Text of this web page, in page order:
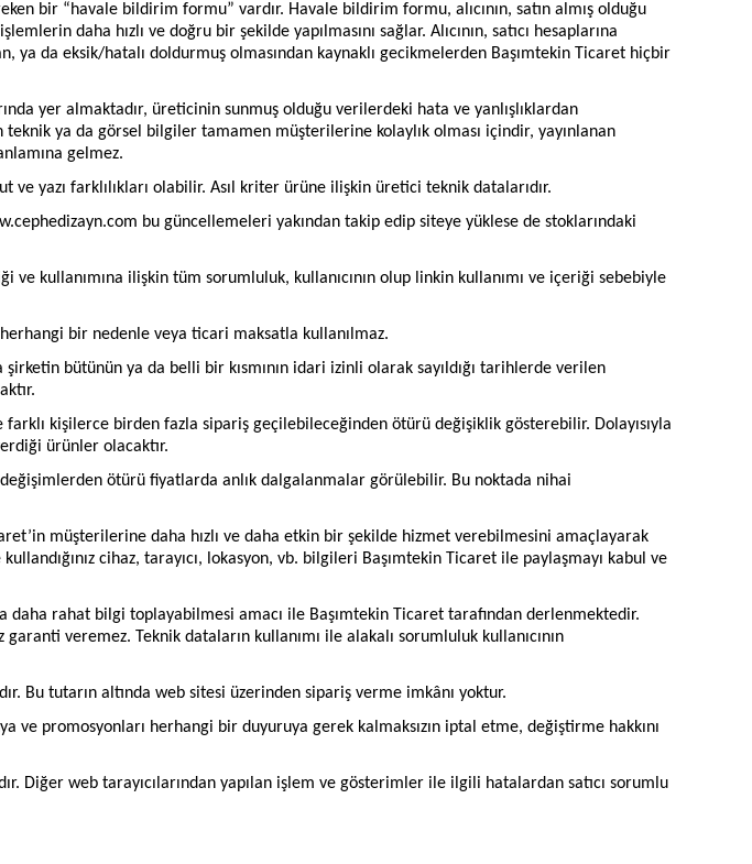
bir “havale bildirim formu” vardır. Havale bildirim formu, alıcının, satın almış olduğu
daha hızlı ve doğru bir şekilde yapılmasını sağlar. Alıcının, satıcı hesaplarına
ya da eksik/hatalı doldurmuş olmasından kaynaklı gecikmelerden Başımtekin Ticaret hiçbir
yer almaktadır, üreticinin sunmuş olduğu verilerdeki hata ve yanlışlıklardan
ya da görsel bilgiler tamamen müşterilerine kolaylık olması içindir, yayınlanan
gelmez.
yazı farklılıkları olabilir. Asıl kriter ürüne ilişkin üretici teknik datalarıdır.
bu güncellemeleri yakından takip edip siteye yüklese de stoklarındaki
kullanımına ilişkin tüm sorumluluk, kullanıcının olup linkin kullanımı ve içeriği sebebiyle
bir nedenle veya ticari maksatla kullanılmaz.
bütünün ya da belli bir kısmının idari izinli olarak sayıldığı tarihlerde verilen
kişilerce birden fazla sipariş geçilebileceğinden ötürü değişiklik gösterebilir. Dolayısıyla
ürünler olacaktır.
ötürü fiyatlarda anlık dalgalanmalar görülebilir. Bu noktada nihai
müşterilerine daha hızlı ve daha etkin bir şekilde hizmet verebilmesini amaçlayarak
cihaz, tarayıcı, lokasyon, vb. bilgileri Başımtekin Ticaret ile paylaşmayı kabul ve
daha rahat bilgi toplayabilmesi amacı ile Başımtekin Ticaret tarafından derlenmektedir.
veremez. Teknik dataların kullanımı ile alakalı sorumluluk kullanıcının
Bu tutarın altında web sitesi üzerinden sipariş verme imkânı yoktur.
ve promosyonları herhangi bir duyuruya gerek kalmaksızın iptal etme, değiştirme hakkını
Diğer web tarayıcılarından yapılan işlem ve gösterimler ile ilgili hatalardan satıcı sorumlu